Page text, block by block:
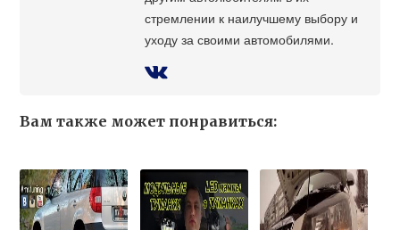
стремлении к наилучшему выбору и
уходу за своими автомобилями.
Вам также может понравиться: